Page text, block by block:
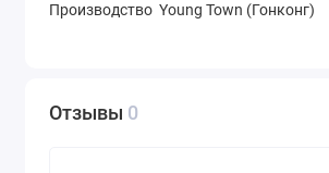
Производство Young Town (Гонконг)
Отзывы 0